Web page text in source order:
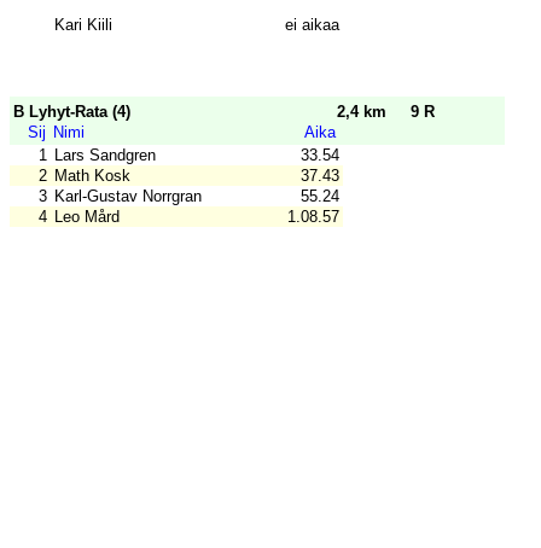
Kari Kiili ei aikaa
B Lyhyt-Rata (4) 2,4 km
9 R
Sij Nimi
Aika
1 Lars Sandgren
33.54
2 Math Kosk
37.43
3 Karl-Gustav Norrgran
55.24
4 Leo Mård 1.08.57